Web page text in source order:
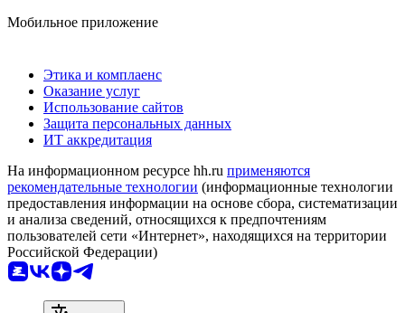
Мобильное приложение
Этика и комплаенс
Оказание услуг
Использование сайтов
Защита персональных данных
ИТ аккредитация
На информационном ресурсе hh.ru применяются
рекомендательные технологии (информационные технологии
предоставления информации на основе сбора, систематизации
и анализа сведений, относящихся к предпочтениям
пользователей сети «Интернет», находящихся на территории
Российской Федерации)